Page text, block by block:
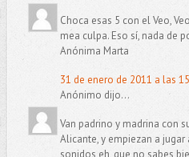
Choca esas 5 con el Veo,
mea culpa. Eso sí, nada de
Anónima Marta
31 de enero de 2011 a las
Anónimo dijo...
Van padrino y madrina con
Alicante, y empiezan a
sonidos eh, que no sabes